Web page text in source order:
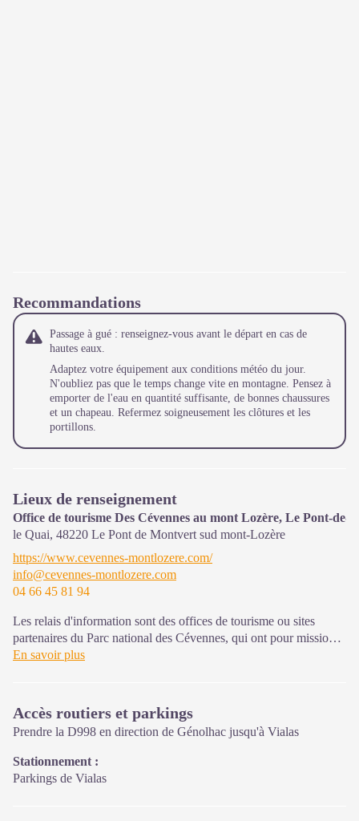
Recommandations
Passage à gué : renseignez-vous avant le départ en cas de
hautes eaux.
Adaptez votre équipement aux conditions météo du jour.
N'oubliez pas que le temps change vite en montagne. Pensez à
emporter de l'eau en quantité suffisante, de bonnes chaussures
et un chapeau. Refermez soigneusement les clôtures et les
portillons.
Lieux de renseignement
Office de tourisme Des Cévennes au mont Lozère, Le Pont-de-
le Quai, 48220 Le Pont de Montvert sud mont-Lozère
https://www.cevennes-montlozere.com/
info@cevennes-montlozere.com
04 66 45 81 94
Les relais d'information sont des offices de tourisme ou sites
partenaires du Parc national des Cévennes, qui ont pour mission
l'information et la sensibilisation sur l'offre de découverte et
Ouvert toute l'année (se renseigner pour les jours et horaires
d'ouverture en période hivernale)
En savoir plus
Accès routiers et parkings
Prendre la D998 en direction de Génolhac jusqu'à Vialas
Stationnement :
Parkings de Vialas